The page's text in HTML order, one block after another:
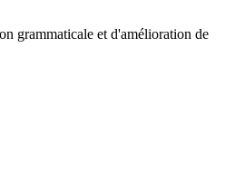
grammaticale et d'amélioration de